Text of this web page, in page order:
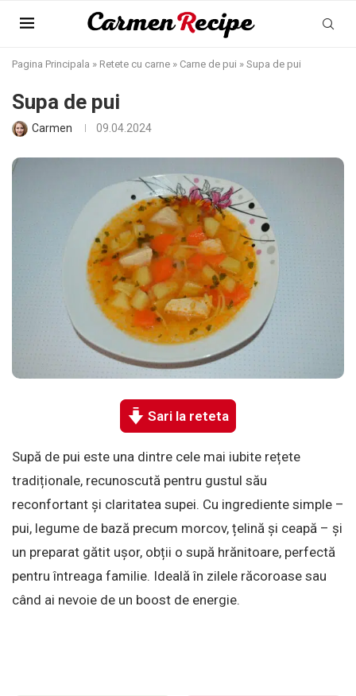
Pagina Principala » Retete cu carne » Carne de pui » Supa de pui
Supa de pui
Carmen 09.04.2024
Sari la reteta
Supă de pui este una dintre cele mai iubite rețete
tradiționale, recunoscută pentru gustul său
reconfortant și claritatea supei. Cu ingrediente simple –
pui, legume de bază precum morcov, țelină și ceapă – și
un preparat gătit ușor, obții o supă hrănitoare, perfectă
pentru întreaga familie. Ideală în zilele răcoroase sau
când ai nevoie de un boost de energie.